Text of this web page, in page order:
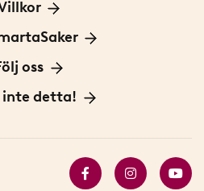
oss
Företag
leverans
Om oss
historia
oss
Smarta tips
inte detta!